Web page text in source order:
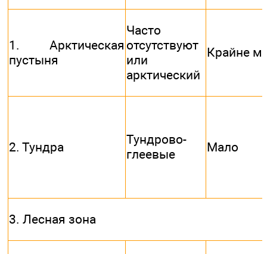
1. Арктическая
пустыня
Часто
отсутствуют
или
арктический
Крайне
2. Тундра
Тундрово-
глеевые
Мало
3. Лесная зона